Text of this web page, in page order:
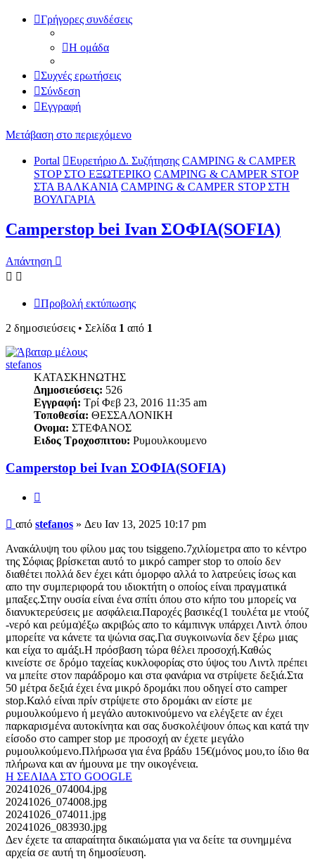
Γρήγορες συνδέσεις
Η ομάδα
Συχνές ερωτήσεις
Σύνδεση
Εγγραφή
Μετάβαση στο περιεχόμενο
Portal Ευρετήριο Δ. Συζήτησης CAMPING & CAMPER
STOP ΣΤΟ ΕΞΩΤΕΡΙΚΟ CAMPING & CAMPER STOP
ΣΤΑ ΒΑΛΚΑΝΙΑ CAMPING & CAMPER STOP ΣΤΗ
ΒΟΥΛΓΑΡΙΑ
Camperstop bei Ivan ΣΟΦΙΑ(SOFIA)
Απάντηση
Προβολή εκτύπωσης
2 δημοσιεύσεις • Σελίδα 1 από 1
stefanos
ΚΑΤΑΣΚΗΝΩΤΗΣ
Δημοσιεύσεις: 526
Εγγραφή: Τρί Φεβ 23, 2016 11:35 am
Τοποθεσία: ΘΕΣΣΑΛΟΝΙΚΗ
Ονομα: ΣΤΕΦΑΝΟΣ
Ειδος Τροχοσπιτου: Ρυμουλκουμενο
Camperstop bei Ivan ΣΟΦΙΑ(SOFIA)
Δημοσίευση
από stefanos » Δευ Ιαν 13, 2025 10:17 pm
Ανακάλυψη του φίλου μας του tsiggeno.7χιλίομετρα απο το κέντρο
της Σόφιας βρίσκεται αυτό το μικρό camper stop το οποίο δεν
διαθέτει πολλά δεν έχει κάτι όμορφο αλλά το λατρεύεις ίσως και
απο την συμπεριφορά του ιδιοκτήτη ο οποίος είναι πραγματικά
μπαξες.Στην ουσία είναι ένα σπίτι όπου στο κήπο του μπορείς να
διανυκτερεύσεις με ασφάλεια.Παροχές βασικές(1 τουλέτα με ντούζ
-νερό και ρεύμα)έξω ακριβώς απο το κάμπινγκ υπάρχει Λιντλ όπου
μπορείτε να κάνετε τα ψώνια σας.Για συγκοινωνία δεν ξέρω μιας
και είχα το αμάξι.Η πρόσβαση τώρα θέλει προσοχή.Καθώς
κινείστε σε δρόμο ταχείας κυκλοφορίας στο ύψος του Λιντλ πρέπει
να μπείτε στον παράδρομο και στα φανάρια να στρίψετε δεξιά.Στα
50 μέτρα δεξιά έχει ένα μικρό δρομάκι που οδηγεί στο camper
stop.Καλό είναι πρίν στρίψετε στο δρομάκι αν είστε με
ρυμουλκούμενο ή μεγάλο αυτοκινούμενο να ελέγξετε αν έχει
παρκαρισμένα αυτοκίνητα και σας δυσκολέψουν όπως και κατά την
είσοδο στο camper stop με προσοχή αν έχετε μεγάλο
ρυμουλκούμενο.Πλήρωσα για ένα βράδυ 15€(μόνος μου,το ίδιο θα
πλήρωνα και αν ήμουνα με την οικογένεια.
Η ΣΕΛΙΔΑ ΣΤΟ GOOGLE
20241026_074004.jpg
20241026_074008.jpg
20241026_074011.jpg
20241026_083930.jpg
Δεν έχετε τα απαραίτητα δικαιώματα για να δείτε τα συνημμένα
αρχεία σε αυτή τη δημοσίευση.